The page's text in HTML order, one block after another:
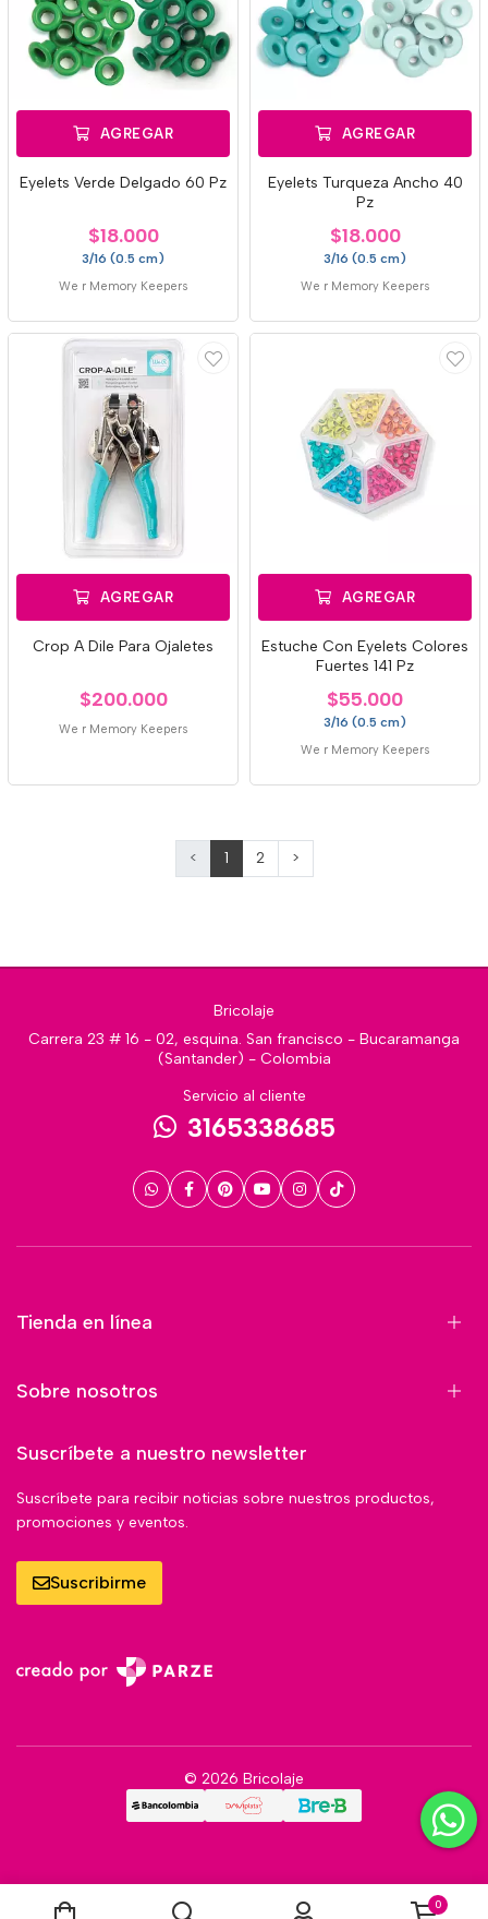
AGREGAR
Eyelets Verde Delgado 60 Pz
$18.000
3/16 (0.5 cm)
We r Memory Keepers
AGREGAR
Eyelets Turqueza Ancho 40
Pz
$18.000
3/16 (0.5 cm)
We r Memory Keepers
AGREGAR
Crop A Dile Para Ojaletes
$200.000
We r Memory Keepers
AGREGAR
Estuche Con Eyelets Colores
Fuertes 141 Pz
$55.000
3/16 (0.5 cm)
We r Memory Keepers
< 1 2 >
Bricolaje
Carrera 23 # 16 - 02, esquina. San francisco - Bucaramanga
(Santander) - Colombia
Servicio al cliente
3165338685
Tienda en línea
Sobre nosotros
Suscríbete a nuestro newsletter
Suscríbete para recibir noticias sobre nuestros productos,
promociones y eventos.
Suscribirme
© 2026 Bricolaje
0